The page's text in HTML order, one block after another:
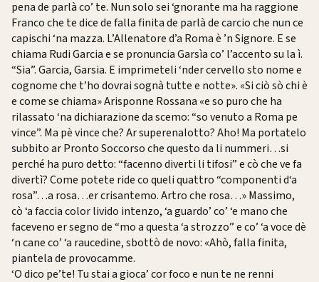
pena de parlà co’ te. Nun solo sei ‘gnorante ma ha raggione
Franco che te dice de falla finita de parlà de carcio che nun ce
capischi ‘na mazza. L’Allenatore d’a Roma è ’n Signore. E se
chiama Rudi Garcia e se pronuncia Garsìa co’ l’accento su la ì.
“Sia”. Garcia, Garsia. E imprimeteli ‘nder cervello sto nome e
cognome che t’ho dovrai sognà tutte e notte». «Si ciò sò chi è
e come se chiama» Arisponne Rossana «e so puro che ha
rilassato ‘na dichiarazione da scemo: “so venuto a Roma pe
vince”. Ma pè vince che? Ar superenalotto? Aho! Ma portatelo
subbito ar Pronto Soccorso che questo da li nummeri…si
perché ha puro detto: “facenno diverti li tifosi” e cò che ve fa
divertì? Come potete ride co queli quattro “componenti d‘a
rosa”…a rosa…er crisantemo. Artro che rosa…» Massimo,
cò ‘a faccia color livido intenzo, ‘a guardo’ co’ ‘e mano che
faceveno er segno de “mo a questa ‘a strozzo” e co’ ‘a voce dè
‘n cane co’ ‘a raucedine, sbottò de novo: «Ahò, falla finita,
piantela de provocamme.
‘O dico pe’te! Tu stai a gioca’ cor foco e nun te ne renni